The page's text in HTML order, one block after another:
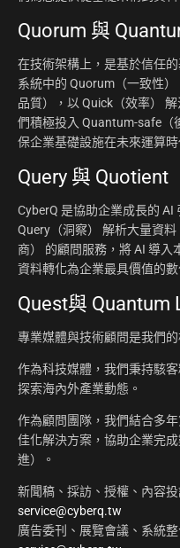
Quorum 與
在技術架構上，是基於信任
系統中的 Quorum（一致性
品質），以 Quick（效率）
們積極投入 Quantum-safe（
保企業基礎設施在未來運算
Query 與 Quotient
CyberQ 是協助企業成長的
Query（洞察） 解析大量資
商） 的顧問服務，將 AI 導
資料轉化為企業最具價值的數
Quest與 Quantum
專業媒體與技術顧問是我們的
作為科技媒體，我們秉持駭
探索海內外產業動態。
作為顧問團隊，我們結合多
佳化解決方案，協助企業完
進）。
新聞稿、採訪、授權、內容
service@cyberq.tw
廣告委刊、展覽會議、系統